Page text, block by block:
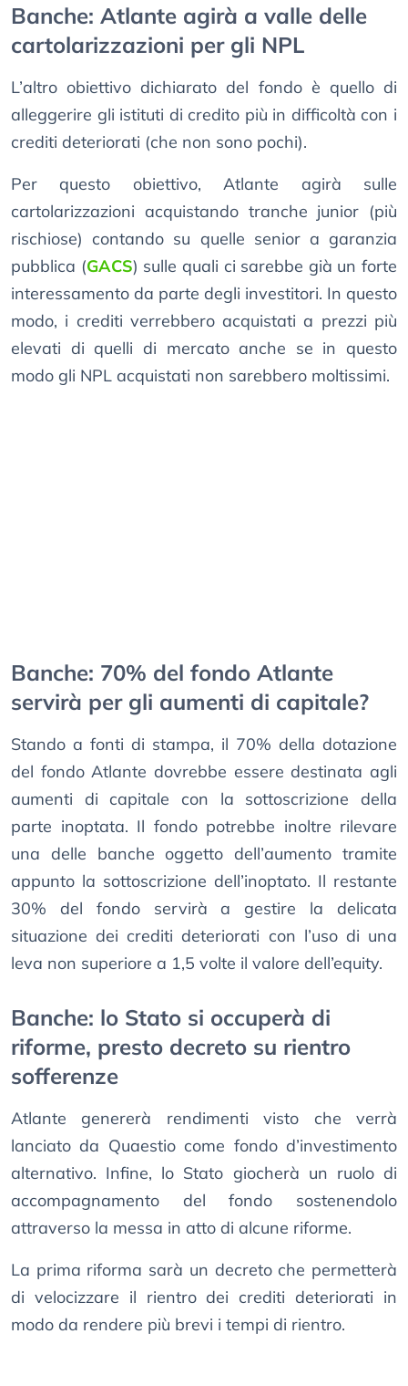
Banche: Atlante agirà a valle delle
cartolarizzazioni per gli NPL
L’altro obiettivo dichiarato del fondo è quello di
alleggerire gli istituti di credito più in difficoltà con i
crediti deteriorati (che non sono pochi).
Per questo obiettivo, Atlante agirà sulle
cartolarizzazioni acquistando tranche junior (più
rischiose) contando su quelle senior a garanzia
pubblica (GACS) sulle quali ci sarebbe già un forte
interessamento da parte degli investitori. In questo
modo, i crediti verrebbero acquistati a prezzi più
elevati di quelli di mercato anche se in questo
modo gli NPL acquistati non sarebbero moltissimi.
Banche: 70% del fondo Atlante
servirà per gli aumenti di capitale?
Stando a fonti di stampa, il 70% della dotazione
del fondo Atlante dovrebbe essere destinata agli
aumenti di capitale con la sottoscrizione della
parte inoptata. Il fondo potrebbe inoltre rilevare
una delle banche oggetto dell’aumento tramite
appunto la sottoscrizione dell’inoptato. Il restante
30% del fondo servirà a gestire la delicata
situazione dei crediti deteriorati con l’uso di una
leva non superiore a 1,5 volte il valore dell’equity.
Banche: lo Stato si occuperà di
riforme, presto decreto su rientro
sofferenze
Atlante genererà rendimenti visto che verrà
lanciato da Quaestio come fondo d’investimento
alternativo. Infine, lo Stato giocherà un ruolo di
accompagnamento del fondo sostenendolo
attraverso la messa in atto di alcune riforme.
La prima riforma sarà un decreto che permetterà
di velocizzare il rientro dei crediti deteriorati in
modo da rendere più brevi i tempi di rientro.